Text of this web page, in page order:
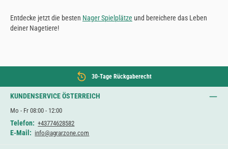
Entdecke jetzt die besten Nager Spielplätze und bereichere das Leben
deiner Nagetiere!
30-Tage Rückgaberecht
KUNDENSERVICE ÖSTERREICH
Mo - Fr 08:00 - 12:00
Telefon: +43774628582
E-Mail: info@agrarzone.com